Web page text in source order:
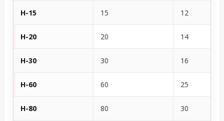
H-15 15 12
H-20 20 14
H-30 30 16
H-60 60 25
H-80 80 30